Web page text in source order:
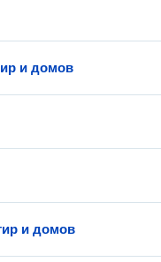
и домов
и домов